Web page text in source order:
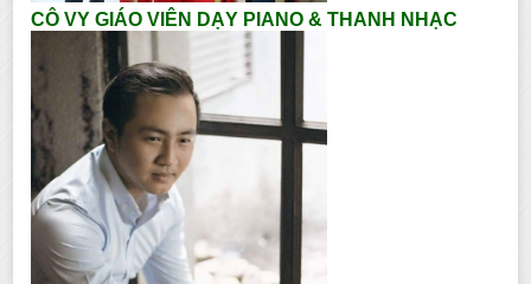
CÔ VY GIÁO VIÊN DẠY PIANO & THANH NHẠC